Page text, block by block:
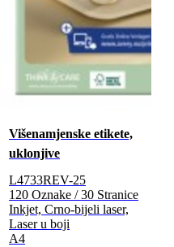
Višenamjenske etikete,
uklonjive
L4733REV-25
120 Oznake / 30 Stranice
Inkjet, Crno-bijeli laser,
Laser u boji
A4